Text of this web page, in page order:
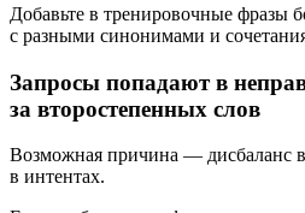
Добавьте в тренировочные фразы
с разными синонимами и
Запросы попадают в
за второстепенных слов
Возможная причина — дисбаланс
в интентах.